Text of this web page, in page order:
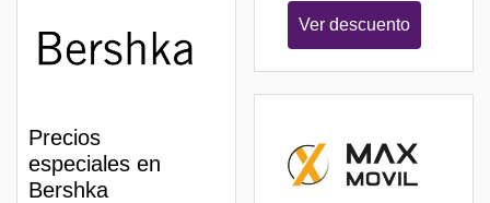
Precios
especiales en
Bershka
Ver descuento